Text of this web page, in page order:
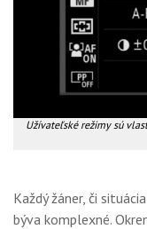
Užívateľské režimy sú
Každý žáner, či
býva komplexné.